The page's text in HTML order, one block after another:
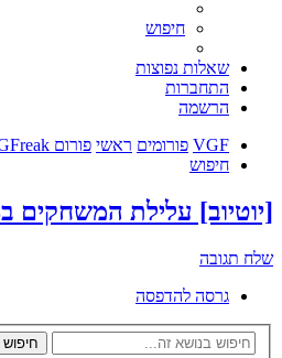
חיפוש
שאלות נפוצות
התחברות
הרשמה
VGF פורומים ראשי פורום VGFreak - כללי
חיפוש
[יוטיוב] עלילת המשחקים ב3
שלח תגובה
גרסה להדפסה
חיפוש